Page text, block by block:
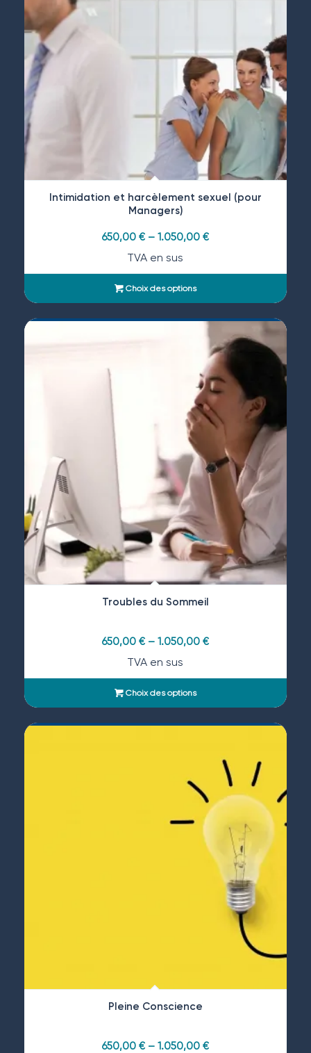
Intimidation et harcèlement sexuel (pour
Managers)
650,00 €– 1.050,00 €
TVA en sus
Choix des options
Troubles du Sommeil
650,00 €– 1.050,00 €
TVA en sus
Choix des options
Pleine Conscience
650,00 €– 1.050,00 €